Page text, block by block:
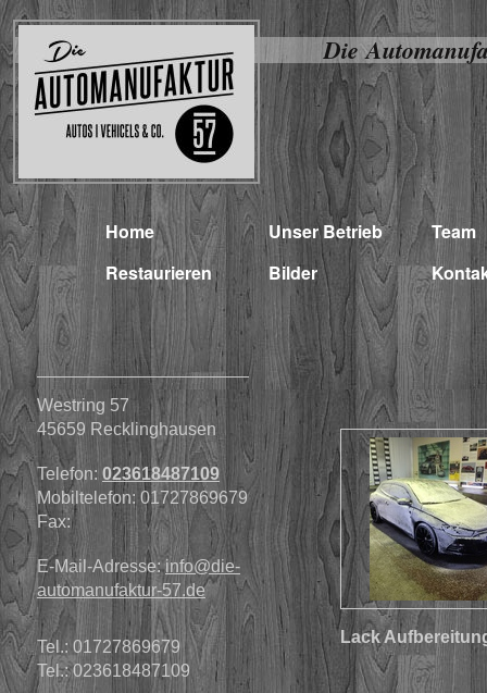
Die
Home Unser Betrieb
Team
Restaurieren
Bilder
Lack
Westring 57
45659 Recklinghausen
Telefon: 023618487109
Mobiltelefon: 01727869679
Fax:
E-Mail-Adresse:info@die-
automanufaktur-57.de
Tel.: 01727869679
Tel.: 023618487109